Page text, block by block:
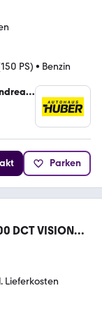
PS) • Benzin
Parken
DCT VISION
Lieferkosten